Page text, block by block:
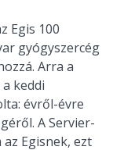
Egis 100
gyógyszercég
Arra a
keddi
évről-évre
A Servier-
Egisnek, ezt